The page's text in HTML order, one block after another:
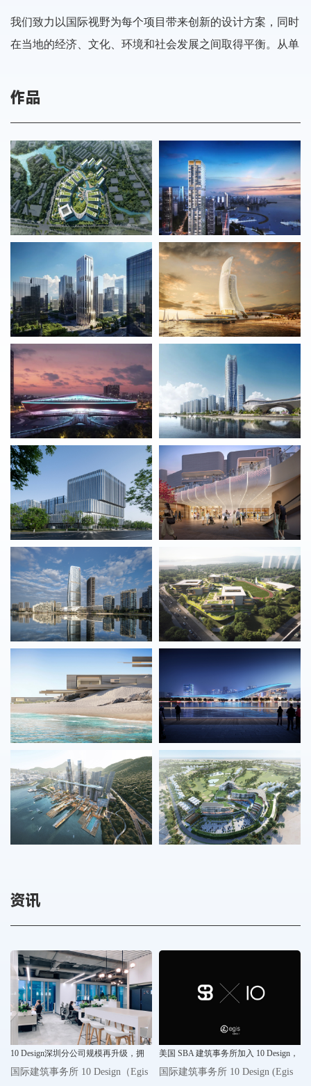
我们致力以国际视野为每个项目带来创新的设计方案，同时
在当地的经济、文化、环境和社会发展之间取得平衡。从单
零售、办公、住宅、酒店、交通、教育设施、公共文化建筑
的居住环境，为民众的生活带来正面影响。
我们的母公司 Egis，是一家总部位于欧洲的国际集团，于建
造和移动设备行业内提供顾问﹑工程建造及运营服务。凭借
响誉全球的卓越服务和可持续发展的经验，Egis 与 10
Design 将携手带来最俱优势的建筑设计与工程服务组合。
作品
资讯
10 Design深圳分公司规模再升级，拥
抱大湾区建设新机遇
国际建筑事务所 10 Design（Egis
美国 SBA 建筑事务所加入 10 Design，
合作拓展新机遇
国际建筑事务所 10 Design (Egis